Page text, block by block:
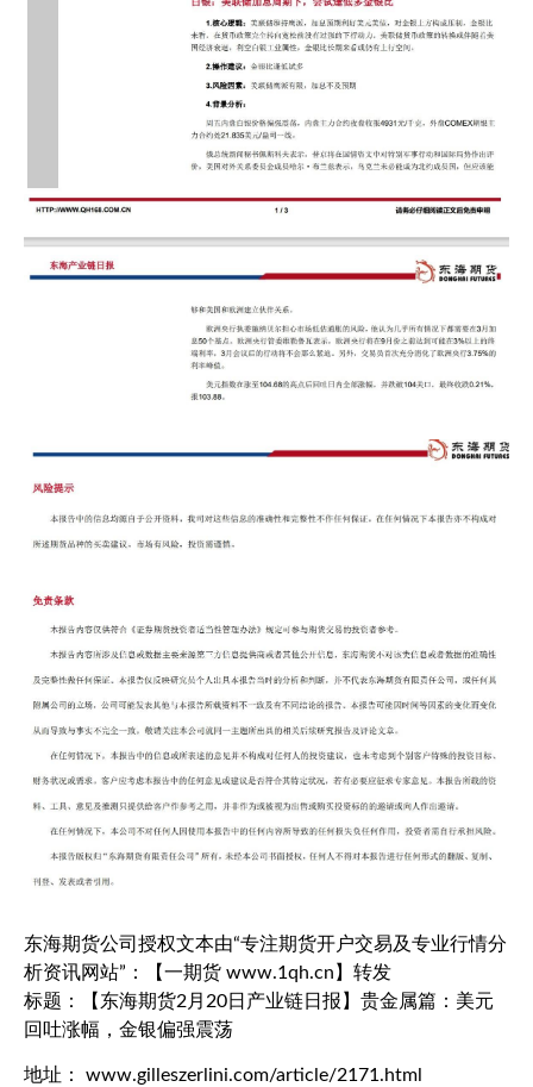
东海期货公司授权文本由“专注期货开户交易及专业行情分
析资讯网站”：【一期货 www.1qh.cn】转发
标题：【东海期货2月20日产业链日报】贵金属篇：美元
回吐涨幅，金银偏强震荡
地址： www.gilleszerlini.com/article/2171.html